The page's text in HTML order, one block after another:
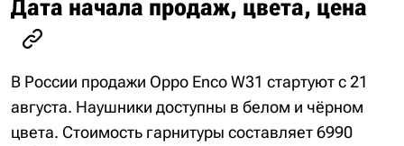
Дата начала продаж, цвета, цена
В России продажи Oppo Enco W31 стартуют с 21
августа. Наушники доступны в белом и чёрном
цвета. Стоимость гарнитуры составляет 6990